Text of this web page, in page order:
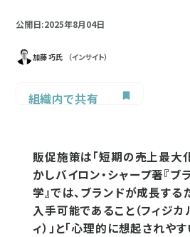
公開日:2025年8月04日
加藤 巧氏 （インサイト）
組織内で共有
販促施策は「短期の売上最大
かしバイロン・シャープ著『ブ
学』では、ブランドが成長する
入手可能であること（フィジカ
ィ）」と「心理的に想起されやす